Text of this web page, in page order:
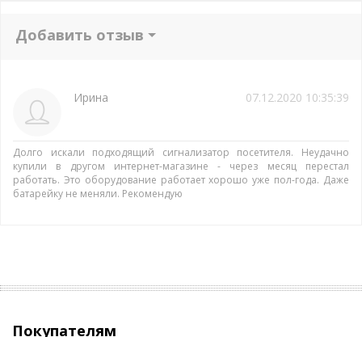
Добавить отзыв
07.12.2020 10:35:39
Ирина
Долго искали подходящий сигнализатор посетителя. Неудачно
купили в другом интернет-магазине - через месяц перестал
работать. Это оборудование работает хорошо уже пол-года. Даже
батарейку не меняли. Рекомендую
Покупателям